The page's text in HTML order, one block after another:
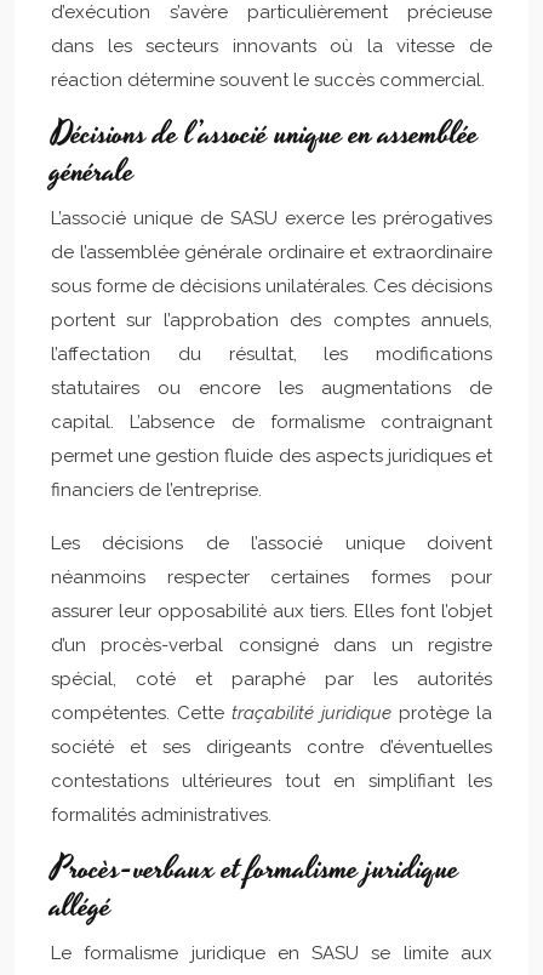
d’exécution s’avère particulièrement précieuse
dans les secteurs innovants où la vitesse de
réaction détermine souvent le succès commercial.
Décisions de l’associé unique en assemblée
générale
L’associé unique de SASU exerce les prérogatives
de l’assemblée générale ordinaire et extraordinaire
sous forme de décisions unilatérales. Ces décisions
portent sur l’approbation des comptes annuels,
l’affectation du résultat, les modifications
statutaires ou encore les augmentations de
capital. L’absence de formalisme contraignant
permet une gestion fluide des aspects juridiques et
financiers de l’entreprise.
Les décisions de l’associé unique doivent
néanmoins respecter certaines formes pour
assurer leur opposabilité aux tiers. Elles font l’objet
d’un procès-verbal consigné dans un registre
spécial, coté et paraphé par les autorités
compétentes. Cette traçabilité juridique protège la
société et ses dirigeants contre d’éventuelles
contestations ultérieures tout en simplifiant les
formalités administratives.
Procès-verbaux et formalisme juridique
allégé
Le formalisme juridique en SASU se limite aux